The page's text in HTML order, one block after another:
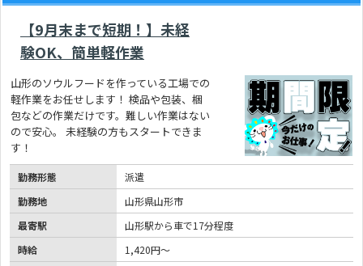
【9月末まで短期！】未経
験OK、簡単軽作業
山形のソウルフードを作っている工場での
軽作業をお任せします！ 検品や包装、梱
包などの作業だけです。難しい作業はない
ので安心。 未経験の方もスタートできま
す！
勤務形態
派遣
勤務地
山形県山形市
最寄駅
山形駅から車で17分程度
時給
1,420円～